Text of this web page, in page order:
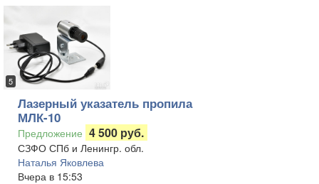
5
Лазерный указатель пропила
МЛК-10
Предложение 4 500 руб.
СЗФО СПб и Ленингр. обл.
Наталья Яковлева
Вчера в 15:53